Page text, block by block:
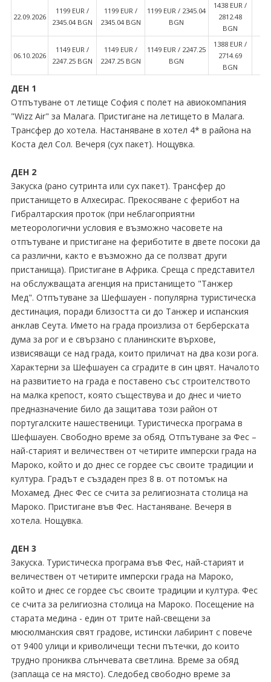
22.09.2026
1199 EUR ∕
2345.04 BGN
1199 EUR ∕
2345.04 BGN
1199 EUR ∕ 2345.04
BGN
1438 EUR ∕
2812.48
BGN
06.10.2026
1149 EUR ∕
2247.25 BGN
1149 EUR ∕
2247.25 BGN
1149 EUR ∕ 2247.25
BGN
1388 EUR ∕
2714.69
BGN
ДЕН 1
Отпътуване от летище София с полет на авиокомпания
"Wizz Air" за Малага. Пристигане на летището в Малага.
Трансфер до хотела. Настаняване в хотел 4* в района на
Коста дел Сол. Вечеря (сух пакет). Нощувка.
ДЕН 2
Закуска (рано сутринта или сух пакет). Трансфер до
пристанището в Алхесирас. Прекосяване с ферибот на
Гибралтарския проток (при неблагоприятни
метеорологични условия е възможно часовете на
отпътуване и пристигане на фериботите в двете посоки да
са различни, както е възможно да се ползват други
пристанища). Пристигане в Африка. Среща с представител
на обслужващата агенция на пристанището "Танжер
Мед". Отпътуване за Шефшауен - популярна туристическа
дестинация, поради близостта си до Танжер и испанския
анклав Сеута. Името на града произлиза от берберската
дума за рог и е свързано с планинските върхове,
извисяващи се над града, които приличат на два кози рога.
Характерни за Шефшауен са сградите в син цвят. Началото
на развитието на града е поставено със строителството
на малка крепост, която съществува и до днес и чието
предназначение било да защитава този район от
португалските нашественици. Туристическа програма в
Шефшауен. Свободно време за обяд. Отпътуване за Фес –
най-старият и величествен от четирите имперски града на
Мароко, който и до днес се гордее със своите традиции и
култура. Градът е създаден през 8 в. от потомък на
Мохамед. Днес Фес се счита за религиозната столица на
Мароко. Пристигане във Фес. Настаняване. Вечеря в
хотела. Нощувка.
ДЕН 3
Закуска. Туристическа програма във Фес, най-старият и
величествен от четирите имперски града на Мароко,
който и днес се гордее със своите традиции и култура. Фес
се счита за религиозна столица на Мароко. Посещение на
старата медина - един от трите най-свещени за
мюсюлманския свят градове, истински лабиринт с повече
от 9400 улици и криволичещи тесни пътечки, до които
трудно прониква слънчевата светлина. Време за обяд
(заплаща се на място). Следобед свободно време за